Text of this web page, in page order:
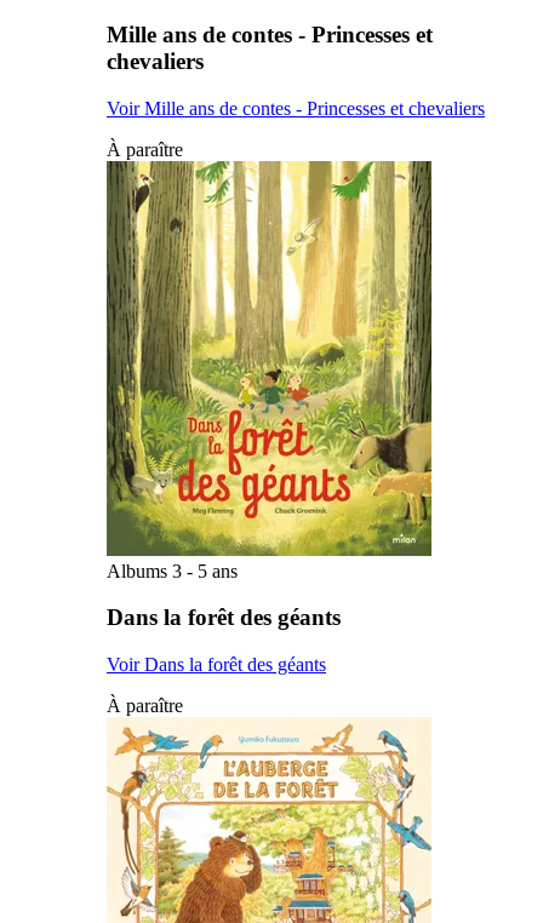
Mille ans de contes - Princesses et
chevaliers
Voir Mille ans de contes - Princesses et chevaliers
À paraître
Albums 3 - 5 ans
Dans la forêt des géants
Voir Dans la forêt des géants
À paraître